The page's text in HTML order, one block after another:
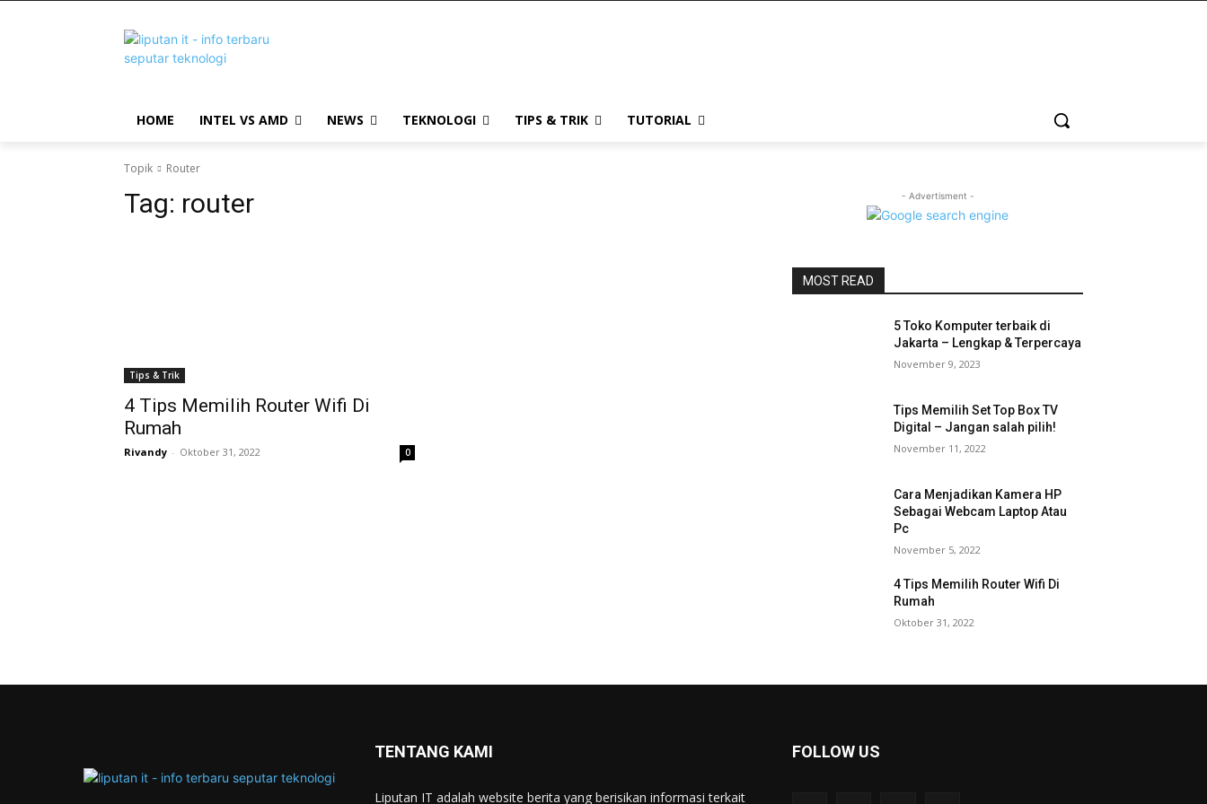
HOME INTEL VS AMD NEWS TEKNOLOGI TIPS & TRIK TUTORIAL
Topik Router
Tag: router
Tips & Trik
4 Tips Memilih Router Wifi Di
Rumah
Rivandy - Oktober 31, 2022 0
- Advertisment -
MOST READ
5 Toko Komputer terbaik di
Jakarta – Lengkap & Terpercaya
November 9, 2023
Tips Memilih Set Top Box TV
Digital – Jangan salah pilih!
November 11, 2022
Cara Menjadikan Kamera HP
Sebagai Webcam Laptop Atau
Pc
November 5, 2022
4 Tips Memilih Router Wifi Di
Rumah
Oktober 31, 2022
TENTANG KAMI
Liputan IT adalah website berita yang berisikan informasi terkait
FOLLOW US